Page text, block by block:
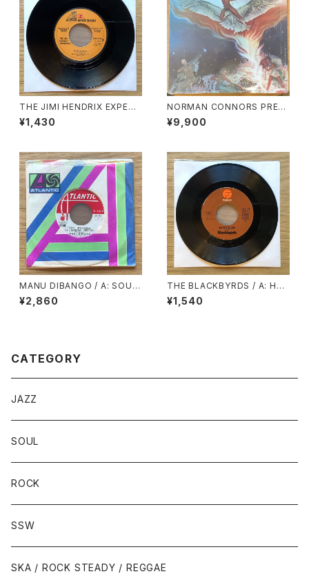
THE JIMI HENDRIX EXPERI
ENCE / A: PURPLE HAZE /
B: FOXEY LADY
¥1,430
NORMAN CONNORS PRESE
NTS AQUARIAN DREAM / A
QUARIAN DREAM
¥9,900
MANU DIBANGO / A: SOUL
MAKOSSA (STEREO) / B: S
OUL MAKOSSA (MONO)
¥2,860
THE BLACKBYRDS / A: HAP
PY MUSIC / B: LOVE SO FIN
E
¥1,540
CATEGORY
JAZZ
SOUL
ROCK
SSW
SKA / ROCK STEADY / REGGAE